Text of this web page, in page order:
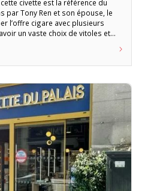
civette est la référence du
par Tony Ren et son épouse, le
l’offre cigare avec plusieurs
un vaste choix de vitoles et
la dégustation